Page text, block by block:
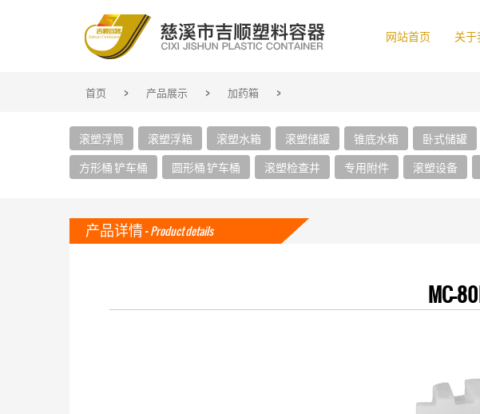
网站首页 关于
首页 > 产品展示 > 加药箱 >
滚塑浮筒 滚塑浮箱 滚塑水箱 滚塑储罐 锥底水箱 卧式储罐
方形桶 铲车桶
圆形桶 铲车桶 滚塑检查井 专用附件 滚塑设备
产品详情 -Product details
MC-